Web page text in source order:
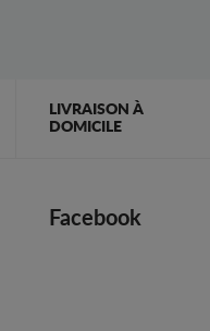
LIVRAISON À
DOMICILE
Facebook